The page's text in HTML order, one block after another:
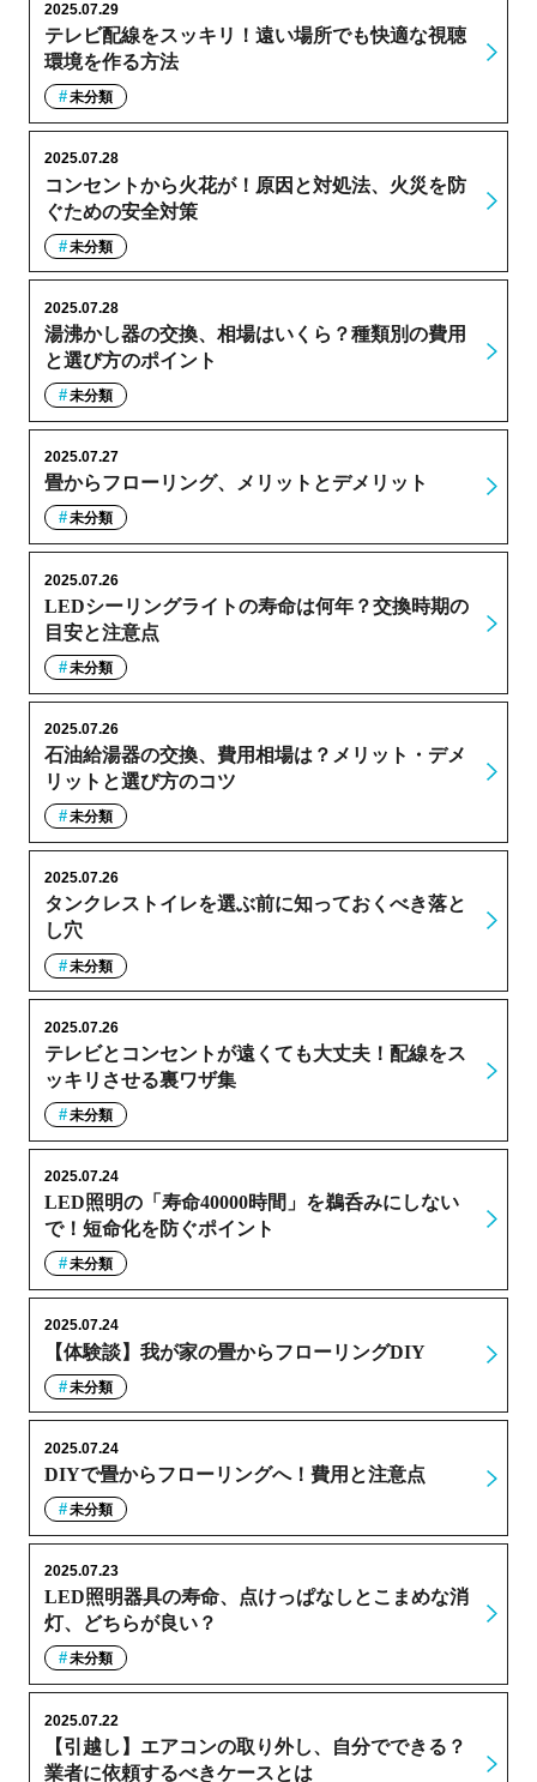
テレビ配線をスッキリ！遠い場所でも快適な視聴
環境を作る方法
2025.07.29
未分類
コンセントから火花が！原因と対処法、火災を防
ぐための安全対策
2025.07.28
未分類
湯沸かし器の交換、相場はいくら？種類別の費用
と選び方のポイント
2025.07.28
未分類
畳からフローリング、メリットとデメリット
2025.07.27
未分類
LEDシーリングライトの寿命は何年？交換時期の
目安と注意点
2025.07.26
未分類
石油給湯器の交換、費用相場は？メリット・デメ
リットと選び方のコツ
2025.07.26
未分類
タンクレストイレを選ぶ前に知っておくべき落と
し穴
2025.07.26
未分類
テレビとコンセントが遠くても大丈夫！配線をス
ッキリさせる裏ワザ集
2025.07.26
未分類
LED照明の「寿命40000時間」を鵜呑みにしない
で！短命化を防ぐポイント
2025.07.24
未分類
【体験談】我が家の畳からフローリングDIY
2025.07.24
未分類
DIYで畳からフローリングへ！費用と注意点
2025.07.24
未分類
LED照明器具の寿命、点けっぱなしとこまめな消
灯、どちらが良い？
2025.07.23
未分類
【引越し】エアコンの取り外し、自分でできる？
業者に依頼するべきケースとは
2025.07.22